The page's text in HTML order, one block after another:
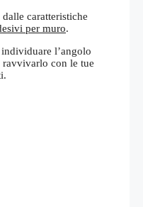
caratteristiche
per muro.
l’angolo
ravvivarlo con le tue